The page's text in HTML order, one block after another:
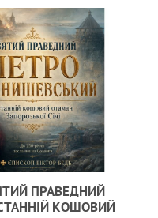
ПРАВЕДНИЙ
КОШОВИЙ